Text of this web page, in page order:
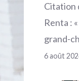
Citation
Renta :
grand-
6 août